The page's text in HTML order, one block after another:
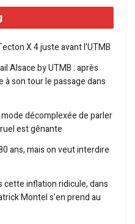
X 4 juste avant l’UTMB
Alsace by UTMB : après
son tour le passage dans
décomplexée de parler
est gênante
ans, mais on veut interdire
cette inflation ridicule, dans
Montel s’en prend au